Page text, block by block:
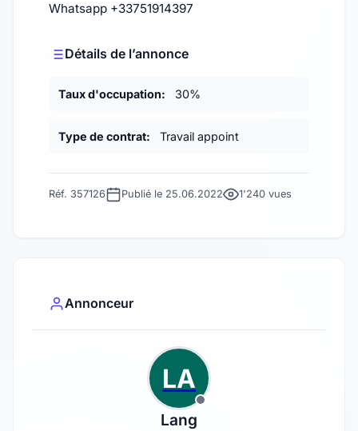
Whatsapp +33751914397
Détails de l’annonce
Taux d'occupation: 30%
Type de contrat: Travail appoint
Réf. 357126 Publié le 25.06.2022 1'240 vues
Annonceur
LA
Lang